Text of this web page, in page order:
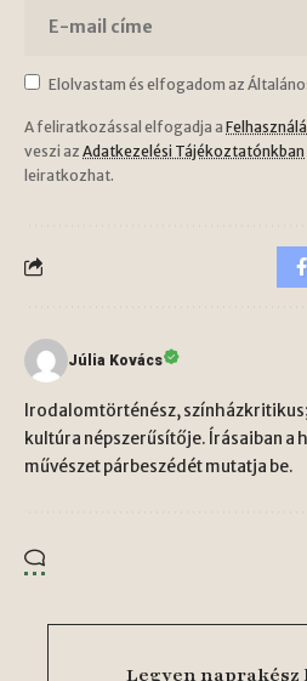
Elolvastam és elfogadom az
A feliratkozással elfogadja a
veszi az Adatkezelési Tájékoztatónkban
leiratkozhat.
Júlia Kovács
Irodalomtörténész,
kultúra népszerűsítője. Írásaiban a
művészet párbeszédét mutatja be.
Legyen